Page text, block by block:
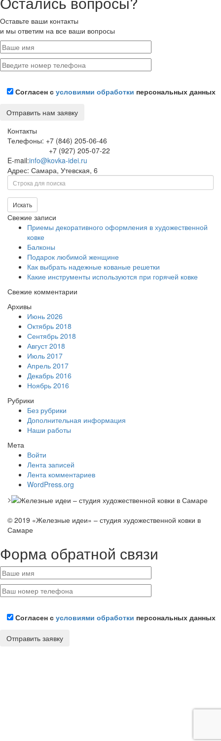
Оставьте ваши контакты
и мы ответим на все ваши вопросы
Согласен с условиями обработки персональных данных
Контакты
Телефоны: +7 (846) 205-06-46
+7 (927) 205-07-22
E-mail:info@kovka-idei.ru
Адрес: Самара, Утевская, 6
Поиск
Искать
Свежие записи
Приемы декоративного оформления в художественной
ковке
Балконы
Подарок любимой женщине
Как выбрать надежные кованые решетки
Какие инструменты используются при горячей ковке
Свежие комментарии
Архивы
Июнь 2026
Октябрь 2018
Сентябрь 2018
Август 2018
Июль 2017
Апрель 2017
Декабрь 2016
Ноябрь 2016
Рубрики
Без рубрики
Дополнительная информация
Наши работы
Мета
Войти
Лента записей
Лента комментариев
WordPress.org
>
© 2019 «Железные идеи» – студия художественной ковки в
Самаре
Форма обратной связи
Согласен с условиями обработки персональных данных